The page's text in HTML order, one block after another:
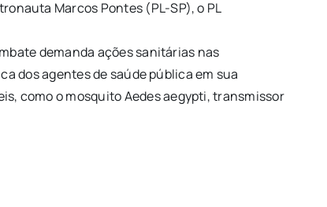
Marcos Pontes (PL-SP), o PL
demanda ações sanitárias nas
dos agentes de saúde pública em sua
como o mosquito Aedes aegypti, transmissor